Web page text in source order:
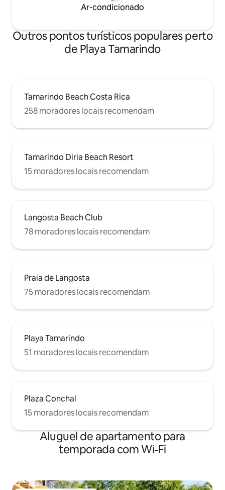
Ar-condicionado
Outros pontos turísticos populares perto
de Playa Tamarindo
Tamarindo Beach Costa Rica
258 moradores locais recomendam
Tamarindo Diria Beach Resort
15 moradores locais recomendam
Langosta Beach Club
78 moradores locais recomendam
Praia de Langosta
75 moradores locais recomendam
Playa Tamarindo
51 moradores locais recomendam
Plaza Conchal
15 moradores locais recomendam
Aluguel de apartamento para
temporada com Wi-Fi